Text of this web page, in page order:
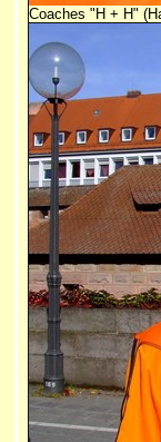
Coaches "H + H"